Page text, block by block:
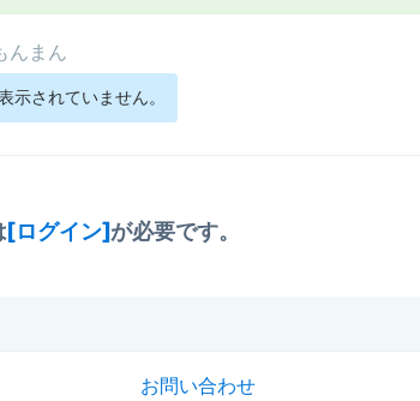
んまん
示されていません。
[ログイン] が必要です。
お問い合わせ